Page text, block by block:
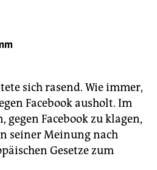
sich rasend. Wie immer,
Facebook ausholt. Im
gegen Facebook zu klagen,
seiner Meinung nach
Gesetze zum